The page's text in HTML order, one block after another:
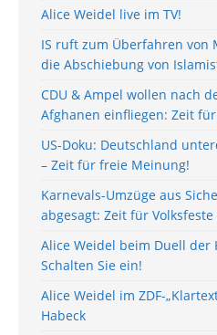
Alice Weidel live im TV!
IS ruft zum Überfahren von
die Abschiebung von
CDU & Ampel wollen nach
Afghanen einfliegen: Zeit
US-Doku: Deutschland
– Zeit für freie Meinung!
Karnevals-Umzüge aus
abgesagt: Zeit für
Alice Weidel beim Duell der
Schalten Sie ein!
Alice Weidel im ZDF-
Habeck